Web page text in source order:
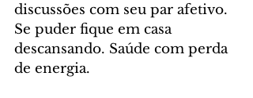
discussões com seu par afetivo.
Se puder fique em casa
descansando. Saúde com perda
de energia.